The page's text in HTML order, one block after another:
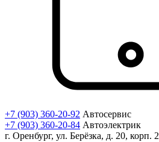
+7 (903) 360-20-92 Автосервис
+7 (903) 360-20-84 Автоэлектрик
г. Оренбург, ул. Берёзка, д. 20, корп. 2